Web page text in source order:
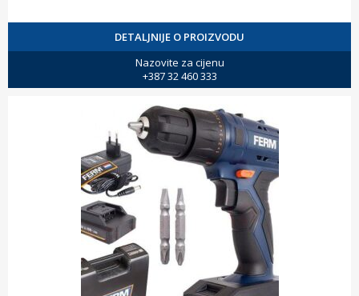
DETALJNIJE O PROIZVODU
Nazovite za cijenu
+387 32 460 333